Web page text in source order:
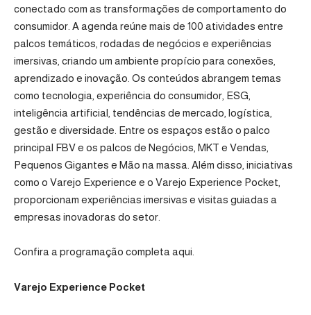
conectado com as transformações de comportamento do
consumidor. A agenda reúne mais de 100 atividades entre
palcos temáticos, rodadas de negócios e experiências
imersivas, criando um ambiente propício para conexões,
aprendizado e inovação. Os conteúdos abrangem temas
como tecnologia, experiência do consumidor, ESG,
inteligência artificial, tendências de mercado, logística,
gestão e diversidade. Entre os espaços estão o palco
principal FBV e os palcos de Negócios, MKT e Vendas,
Pequenos Gigantes e Mão na massa. Além disso, iniciativas
como o Varejo Experience e o Varejo Experience Pocket,
proporcionam experiências imersivas e visitas guiadas a
empresas inovadoras do setor.
Confira a programação completa aqui.
Varejo Experience Pocket